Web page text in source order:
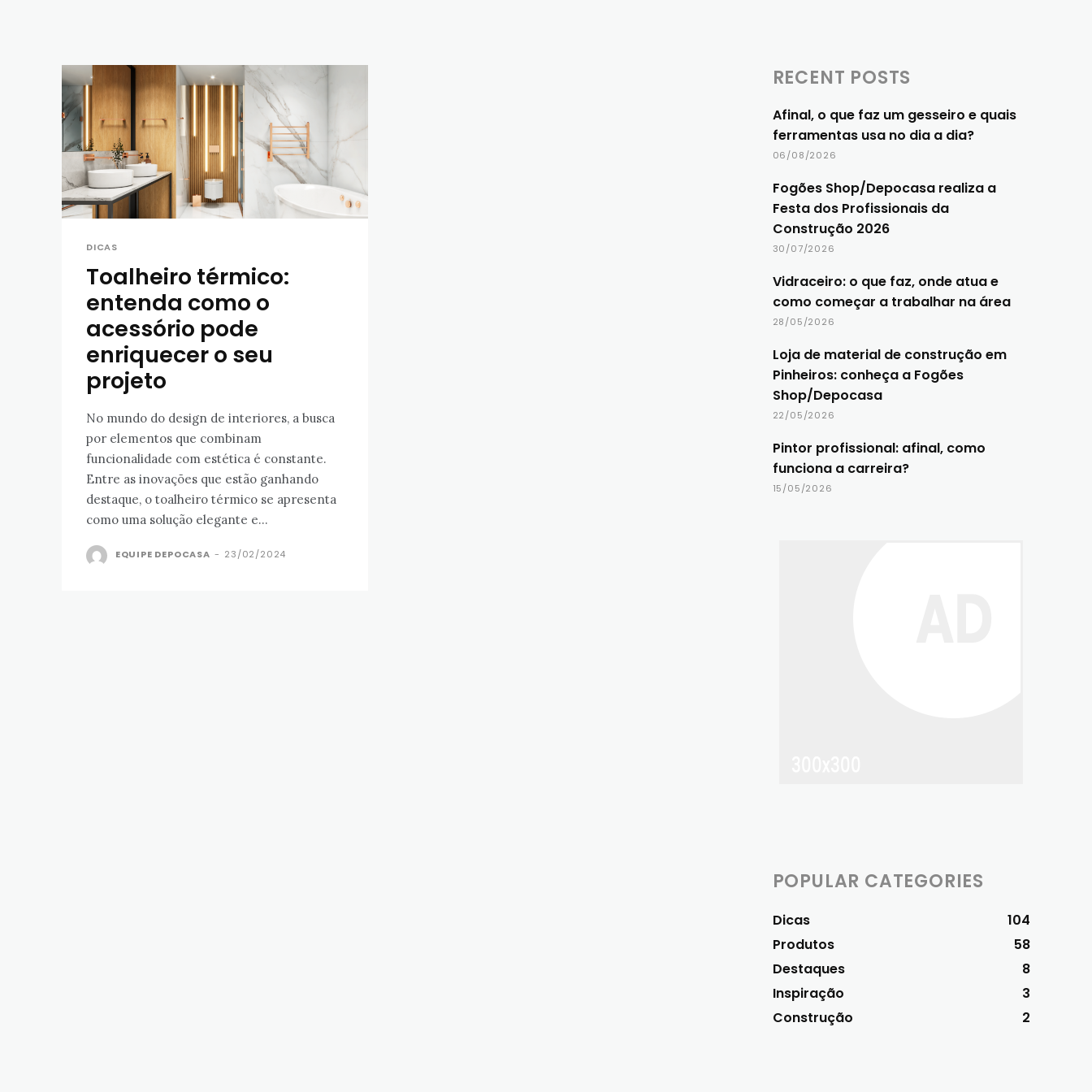
DICAS
Toalheiro térmico:
entenda como o
acessório pode
enriquecer o seu
projeto
No mundo do design de interiores, a busca
por elementos que combinam
funcionalidade com estética é constante.
Entre as inovações que estão ganhando
destaque, o toalheiro térmico se apresenta
como uma solução elegante e...
EQUIPE DEPOCASA - 23/02/2024
RECENT POSTS
Afinal, o que faz um gesseiro e quais
ferramentas usa no dia a dia?
06/08/2026
Fogões Shop/Depocasa realiza a
Festa dos Profissionais da
Construção 2026
30/07/2026
Vidraceiro: o que faz, onde atua e
como começar a trabalhar na área
28/05/2026
Loja de material de construção em
Pinheiros: conheça a Fogões
Shop/Depocasa
22/05/2026
Pintor profissional: afinal, como
funciona a carreira?
15/05/2026
POPULAR CATEGORIES
Dicas
104
Produtos
58
Destaques
8
Inspiração
3
Construção
2